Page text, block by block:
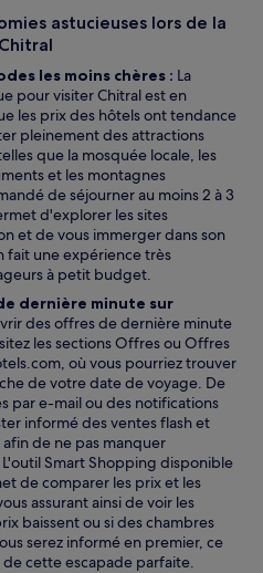
astucieuses lors de la
les moins chères : La
pour visiter Chitral est en
les prix des hôtels ont tendance
pleinement des attractions
que la mosquée locale, les
et les montagnes
de séjourner au moins 2 à 3
d'explorer les sites
et de vous immerger dans son
fait une expérience très
à petit budget.
dernière minute sur
des offres de dernière minute
les sections Offres ou Offres
où vous pourriez trouver
de votre date de voyage. De
par e-mail ou des notifications
informé des ventes flash et
de ne pas manquer
Smart Shopping disponible
de comparer les prix et les
assurant ainsi de voir les
baissent ou si des chambres
serez informé en premier, ce
cette escapade parfaite.